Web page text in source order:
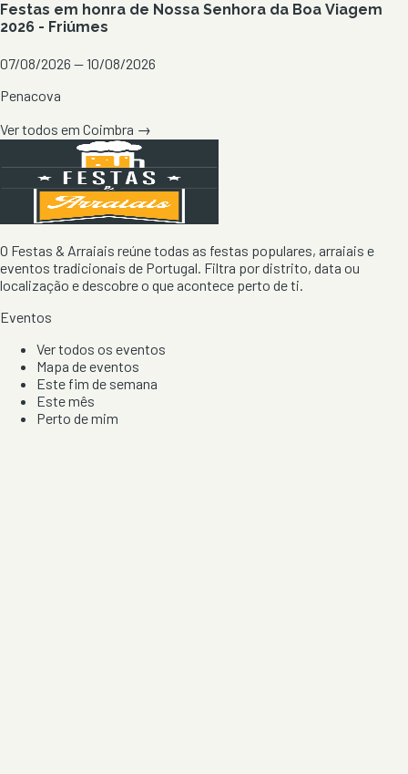
Festas em honra de Nossa Senhora da Boa Viagem
2026 - Friúmes
07/08/2026 — 10/08/2026
Penacova
Ver todos em Coimbra →
O Festas & Arraiais reúne todas as festas populares, arraiais e
eventos tradicionais de Portugal. Filtra por distrito, data ou
localização e descobre o que acontece perto de ti.
Eventos
Ver todos os eventos
Mapa de eventos
Este fim de semana
Este mês
Perto de mim